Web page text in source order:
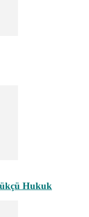
Hukuk